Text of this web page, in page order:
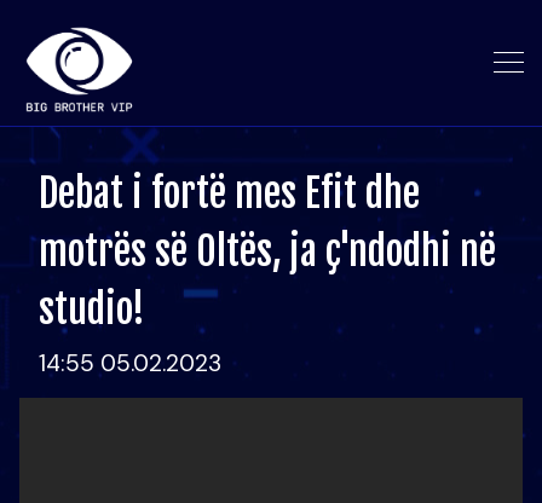
Debat i fortë mes Efit dhe
motrës së Oltës, ja ç'ndodhi në
studio!
14:55 05.02.2023